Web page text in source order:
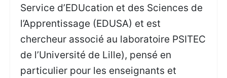
Service d’EDUcation et des Sciences de
l’Apprentissage (EDUSA) et est
chercheur associé au laboratoire PSITEC
de l’Université de Lille), pensé en
particulier pour les enseignants et